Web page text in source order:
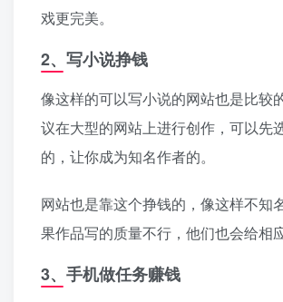
戏更完美。
2、写小说挣钱
像这样的可以写小说的网站也是比较
议在大型的网站上进行创作，可以先
的，让你成为知名作者的。
网站也是靠这个挣钱的，像这样不知
果作品写的质量不行，他们也会给相
3、手机做任务赚钱